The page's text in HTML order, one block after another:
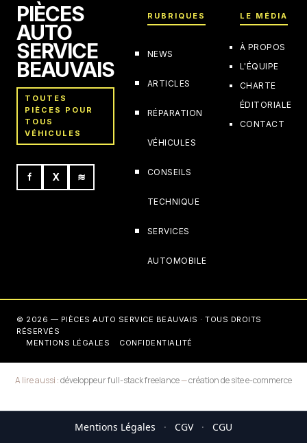
PIÈCES
AUTO
SERVICE
BEAUVAIS
TOUTES
PIÈCES POUR
TOUS
VÉHICULES
f X ≋
RUBRIQUES
NEWS
ARTICLES
RÉPARATION
VÉHICULES
CONSEILS
TECHNIQUE
SERVICES
AUTOMOBILE
LE MÉDIA
À PROPOS
L'ÉQUIPE
CHARTE
ÉDITORIALE
CONTACT
© 2026 — PIÈCES AUTO SERVICE BEAUVAIS · TOUS DROITS
RÉSERVÉS
MENTIONS LÉGALES
CONFIDENTIALITÉ
A lire aussi :développeur full-stack freelance—création de site e-commerce
Mentions Légales · CGV · CGU